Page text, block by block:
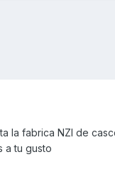
la fabrica NZI de
a tu gusto